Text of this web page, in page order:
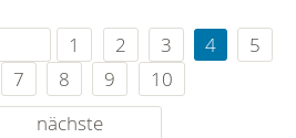
1 2 3 4
5
7 8 9
10
nächste